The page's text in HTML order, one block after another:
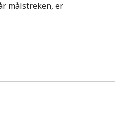
målstreken, er